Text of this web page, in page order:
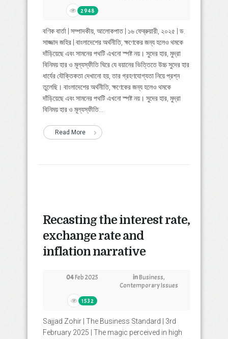
2948
বণিক বার্তা | সম্পাদকীয়, আলোকপাত | ১৬ ফেব্রুয়ারী, ২০২৫ | ড.
সাজ্জাদ জহির | বাংলাদেশের অর্থনীতি, ক্ষণেকের জন্য হলেও থমকে
দাঁড়িয়েছে এবং সামনের পথটি এখনো স্পষ্ট নয়। সুদের হার, মুদ্রা
বিনিময় হার ও মূল্যস্ফীতি ঘিরে যে বয়ানের ভিত্তিতে উচ্চ সুদের হার
ধার্যের যৌক্তিকতা দেখানো হয়, তার গ্রহণযোগ্যতা নিয়ে প্রশ্ন
তুলেছি। বাংলাদেশের অর্থনীতি, ক্ষণেকের জন্য হলেও থমকে
দাঁড়িয়েছে এবং সামনের পথটি এখনো স্পষ্ট নয়। সুদের হার, মুদ্রা
বিনিময় হার ও মূল্যস্ফীতি...
Read More
Recasting the interest rate,
exchange rate and
inflation narrative
04Feb 2025 inBusiness,
Contemporary Issues
1532
Sajjad Zohir | The Business Standard | 3rd
February 2025 | The magic perceived in high